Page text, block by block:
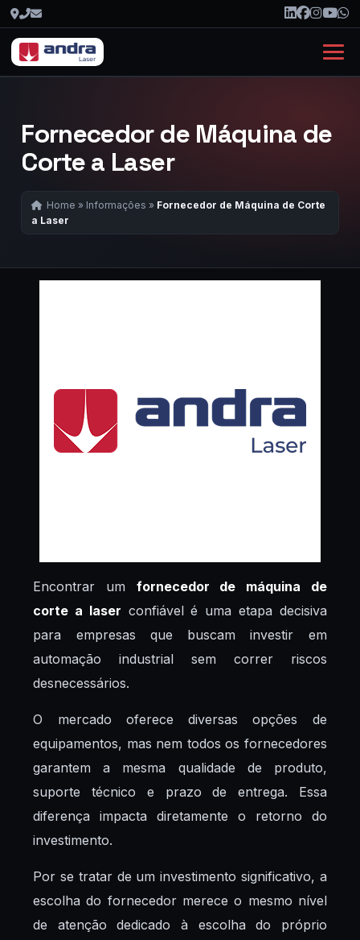
Fornecedor de Máquina de
Corte a Laser
Home » Informações » Fornecedor de Máquina de Corte
a Laser
Encontrar um fornecedor de máquina de
corte a laser confiável é uma etapa decisiva
para empresas que buscam investir em
automação industrial sem correr riscos
desnecessários.
O mercado oferece diversas opções de
equipamentos, mas nem todos os fornecedores
garantem a mesma qualidade de produto,
suporte técnico e prazo de entrega. Essa
diferença impacta diretamente o retorno do
investimento.
Por se tratar de um investimento significativo, a
escolha do fornecedor merece o mesmo nível
de atenção dedicado à escolha do próprio